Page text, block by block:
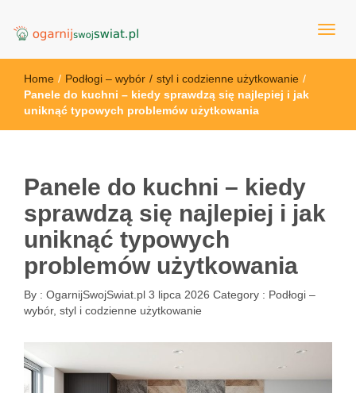
OgarnijSwojSwiat.pl
Home / Podłogi – wybór / styl i codzienne użytkowanie /
Panele do kuchni – kiedy sprawdzą się najlepiej i jak
uniknąć typowych problemów użytkowania
Panele do kuchni – kiedy
sprawdzą się najlepiej i jak
uniknąć typowych
problemów użytkowania
By : OgarnijSwojSwiat.pl 3 lipca 2026 Category : Podłogi –
wybór, styl i codzienne użytkowanie